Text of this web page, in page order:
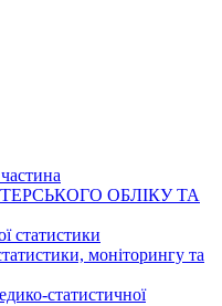
ОБЛІКУ ТА
статистики
моніторингу та
статистичної